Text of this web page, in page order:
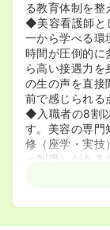
る教育体制を整
◆美容看護師と
一から学べる環
時間が圧倒的に
ら高い接遇力
の生の声を直接
前で感じられる
◆入職者の8割
す。美容の専門
修（座学・実技
ー制度）があ
◆研修を終えて
徹底されており